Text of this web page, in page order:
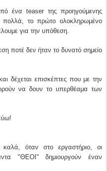
ένα teaser της προηγούμενης
πολλά, το πρώτο ολοκληρωμένο
για την υπόθεση.
ποτέ δεν ήταν το δυνατό σημείο
δέχεται επισκέπτες που με την
να δουν το υπερθέαμα των
όταν στο εργαστήριο, οι
"ΘΕΟΙ" δημιουργούν έναν